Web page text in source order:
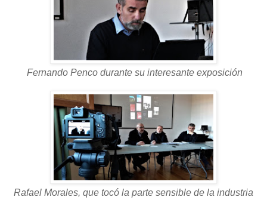
Fernando Penco durante su interesante exposición
Rafael Morales, que tocó la parte sensible de la industria